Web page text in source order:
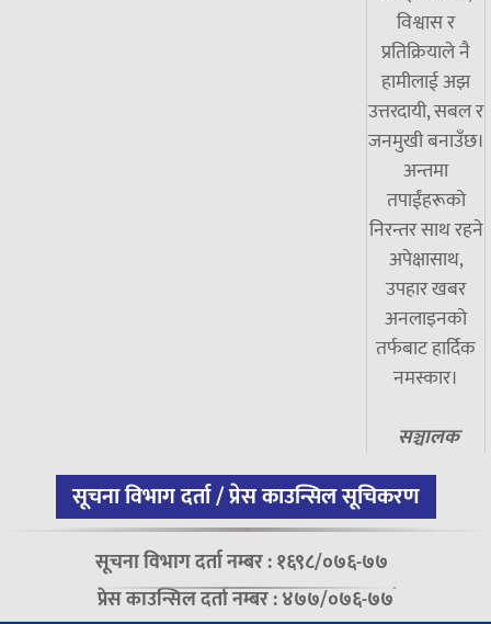
विश्वास र
प्रतिक्रियाले नै
हामीलाई अझ
उत्तरदायी, सबल र
जनमुखी बनाउँछ।
अन्तमा
तपाईंहरूको
निरन्तर साथ रहने
अपेक्षासाथ,
उपहार खबर
अनलाइनको
तर्फबाट हार्दिक
नमस्कार।
सञ्चालक
सूचना विभाग दर्ता / प्रेस काउन्सिल सूचिकरण
सूचना विभाग दर्ता नम्बर : १६९८/०७६-७७
प्रेस काउन्सिल दर्ता नम्बर : ४७७/०७६-७७